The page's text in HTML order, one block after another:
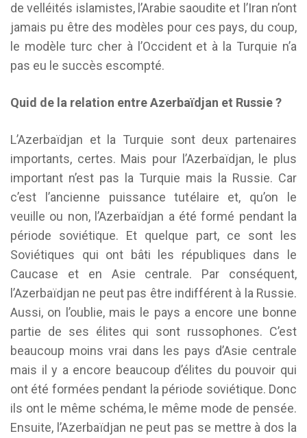
de velléités islamistes, l’Arabie saoudite et l’Iran n’ont
jamais pu être des modèles pour ces pays, du coup,
le modèle turc cher à l’Occident et à la Turquie n’a
pas eu le succès escompté.
Quid de la relation entre Azerbaïdjan et Russie ?
L’Azerbaïdjan et la Turquie sont deux partenaires
importants, certes. Mais pour l’Azerbaïdjan, le plus
important n’est pas la Turquie mais la Russie. Car
c’est l’ancienne puissance tutélaire et, qu’on le
veuille ou non, l’Azerbaïdjan a été formé pendant la
période soviétique. Et quelque part, ce sont les
Soviétiques qui ont bâti les républiques dans le
Caucase et en Asie centrale. Par conséquent,
l’Azerbaïdjan ne peut pas être indifférent à la Russie.
Aussi, on l’oublie, mais le pays a encore une bonne
partie de ses élites qui sont russophones. C’est
beaucoup moins vrai dans les pays d’Asie centrale
mais il y a encore beaucoup d’élites du pouvoir qui
ont été formées pendant la période soviétique. Donc
ils ont le même schéma, le même mode de pensée.
Ensuite, l’Azerbaïdjan ne peut pas se mettre à dos la